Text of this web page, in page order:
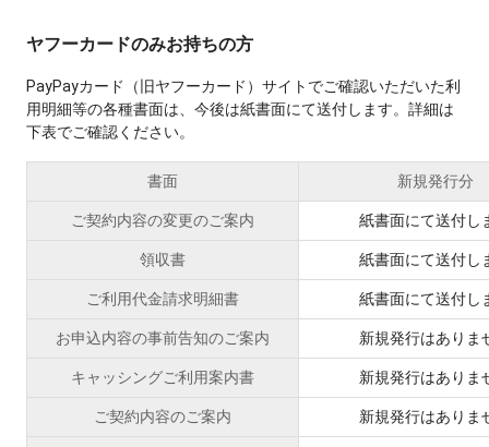
ヤフーカードのみお持ちの方
PayPayカード（旧ヤフーカード）サイトでご確認いただいた利
用明細等の各種書面は、今後は紙書面にて送付します。詳細は
下表でご確認ください。
書面 新規発行分
ご契約内容の変更のご案内 紙書面にて送付し
領収書 紙書面にて送付し
ご利用代金請求明細書 紙書面にて送付し
お申込内容の事前告知のご案内 新規発行はありま
キャッシングご利用案内書 新規発行はありま
ご契約内容のご案内 新規発行はありま